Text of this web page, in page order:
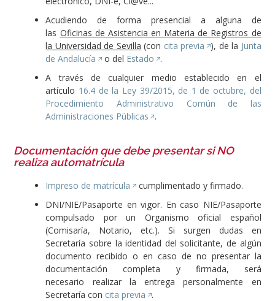
Acudiendo de forma presencial a alguna de
las Oficinas de Asistencia en Materia de Registros de
la Universidad de Sevilla (con cita previa ), de la Junta
de Andalucía
o del Estado
.
A través de cualquier medio establecido en el
artículo 16.4 de la Ley 39/2015, de 1 de octubre, del
Procedimiento Administrativo Común de las
Administraciones Públicas
.
Documentación que debe presentar si NO
realiza automatrícula
Impreso de matrícula
cumplimentado y firmado.
DNI/NIE/Pasaporte en vigor. En caso NIE/Pasaporte
compulsado por un Organismo oficial español
(Comisaría, Notario, etc.). Si surgen dudas en
Secretaría sobre la identidad del solicitante, de algún
documento recibido o en caso de no presentar la
documentación completa y firmada, será
necesario realizar la entrega personalmente en
Secretaría con cita previa .